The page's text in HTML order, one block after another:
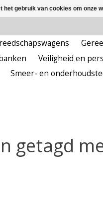
Veiligheid en
Smeer- en
getagd
het gebruik van cookies om onze